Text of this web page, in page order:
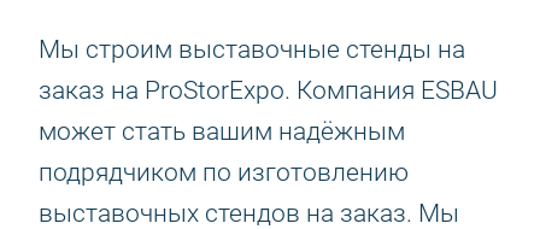
Мы строим выставочные стенды на
заказ на ProStorExpo. Компания ESBAU
может стать вашим надёжным
подрядчиком по изготовлению
выставочных стендов на заказ. Мы